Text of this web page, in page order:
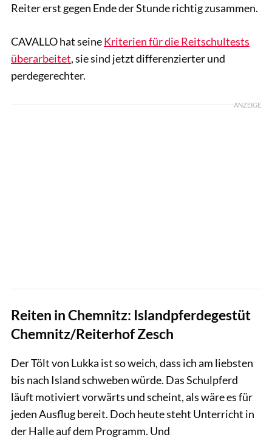
Reiter erst gegen Ende der Stunde richtig zusammen.
CAVALLO hat seineKriterien für die Reitschultests
überarbeitet, sie sind jetzt differenzierter und
perdegerechter.
ANZEIGE
Reiten in Chemnitz: Islandpferdegestüt
Chemnitz/Reiterhof Zesch
Der Tölt von Lukka ist so weich, dass ich am liebsten
bis nach Island schweben würde. Das Schulpferd
läuft motiviert vorwärts und scheint, als wäre es für
jeden Ausflug bereit. Doch heute steht Unterricht in
der Halle auf dem Programm. Und